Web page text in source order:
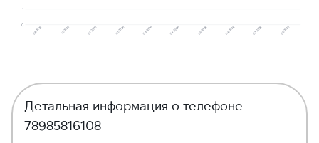
0
1
08.2025 12.2025 01.2026 02.2026 03.2026 04.2026 05.2026 06.2026 07.2026 08.2026
Детальная информация о телефоне
78985816108